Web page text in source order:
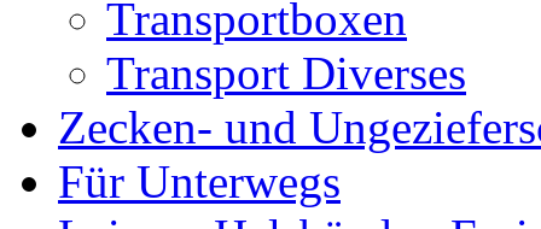
Transportboxen
Transport Diverses
Zecken- und
Für Unterwegs